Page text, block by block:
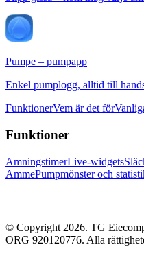
Pumpe – pumpapp
Enkel pumplogg, alltid till
FunktionerVem är det för
Funktioner
AmningstimerLive-widgets
AmmePumpmönster och
© Copyright 2026. TG
ORG 920120776. Alla